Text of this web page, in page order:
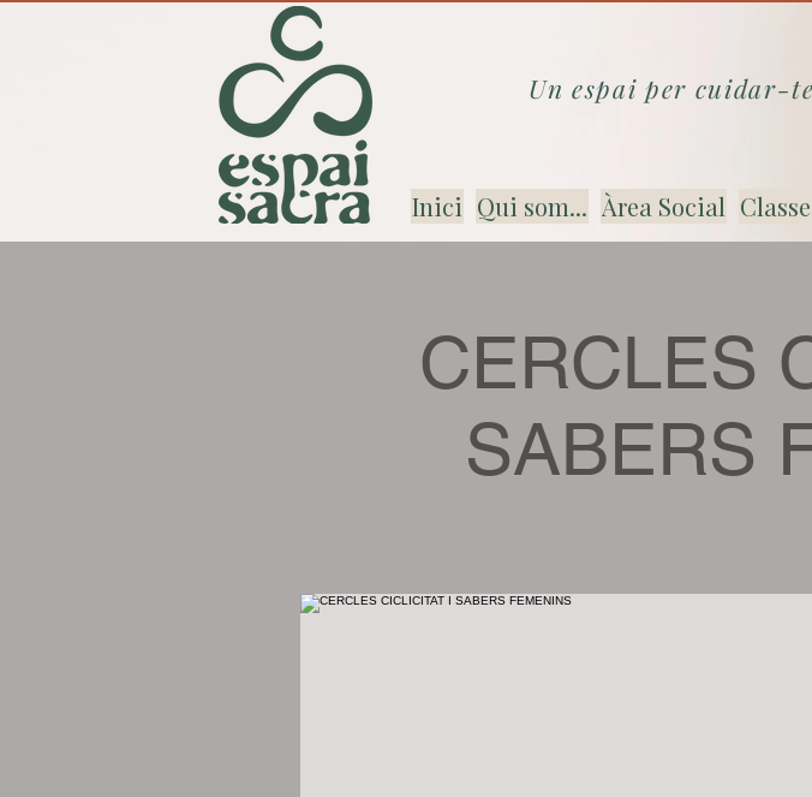
Un espai per cuidar-
Inici Qui som... Àrea Social
CERCLES
SABERS